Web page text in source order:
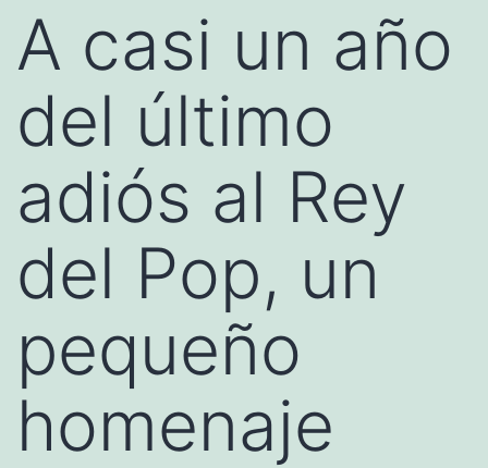
A casi un año
del último
adiós al Rey
del Pop, un
pequeño
homenaje